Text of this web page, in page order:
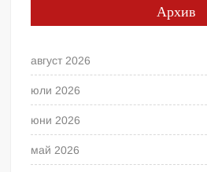
Архив
август 2026
юли 2026
юни 2026
май 2026